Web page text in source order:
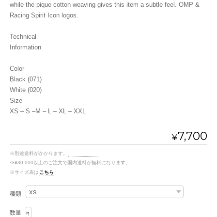
while the pique cotton weaving gives this item a subtle feel. OMP &
Racing Spirit Icon logos.
Technical
Information
Color
Black (071)
White (020)
Size
XS – S –M – L – XL – XXL
¥7,700
※別途送料がかかります。
※¥30,000以上のご注文で国内送料が無料になります。
※サイズ表は こちら
種類
数量